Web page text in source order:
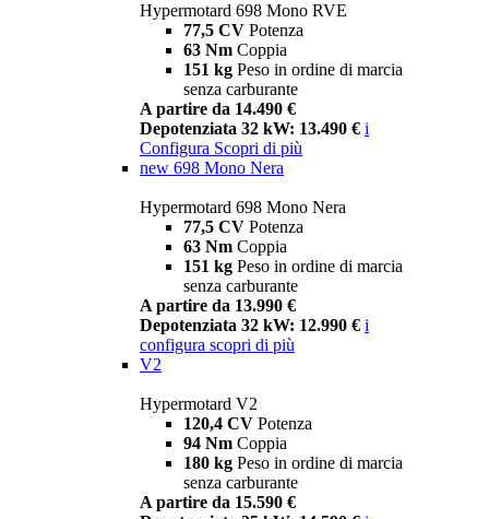
Hypermotard 698 Mono RVE
77,5 CV Potenza
63 Nm Coppia
151 kg Peso in ordine di marcia
senza carburante
A partire da 14.490 €
Depotenziata 32 kW: 13.490 € i
Configura Scopri di più
new 698 Mono Nera
Hypermotard 698 Mono Nera
77,5 CV Potenza
63 Nm Coppia
151 kg Peso in ordine di marcia
senza carburante
A partire da 13.990 €
Depotenziata 32 kW: 12.990 € i
configura scopri di più
V2
Hypermotard V2
120,4 CV Potenza
94 Nm Coppia
180 kg Peso in ordine di marcia
senza carburante
A partire da 15.590 €